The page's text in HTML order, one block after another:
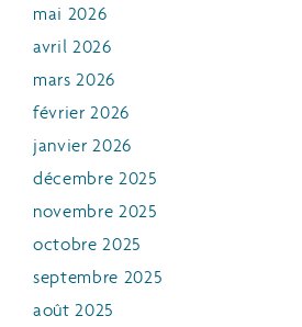
mai 2026
avril 2026
mars 2026
février 2026
janvier 2026
décembre 2025
novembre 2025
octobre 2025
septembre 2025
août 2025